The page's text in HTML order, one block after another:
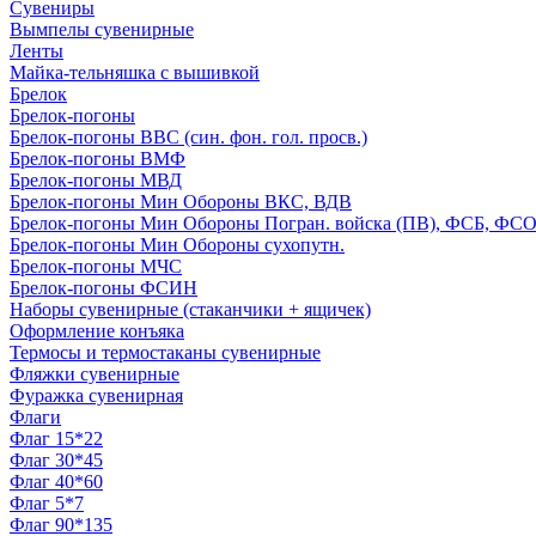
Сувениры
Вымпелы сувенирные
Ленты
Майка-тельняшка с вышивкой
Брелок
Брелок-погоны
Брелок-погоны ВВС (син. фон. гол. просв.)
Брелок-погоны ВМФ
Брелок-погоны МВД
Брелок-погоны Мин Обороны ВКС, ВДВ
Брелок-погоны Мин Обороны Погран. войска (ПВ), ФСБ, ФСО
Брелок-погоны Мин Обороны сухопутн.
Брелок-погоны МЧС
Брелок-погоны ФСИН
Наборы сувенирные (стаканчики + ящичек)
Оформление конъяка
Термосы и термостаканы сувенирные
Фляжки сувенирные
Фуражка сувенирная
Флаги
Флаг 15*22
Флаг 30*45
Флаг 40*60
Флаг 5*7
Флаг 90*135